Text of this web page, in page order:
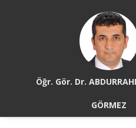
Öğr. Gör. Dr.
GÖRMEZ